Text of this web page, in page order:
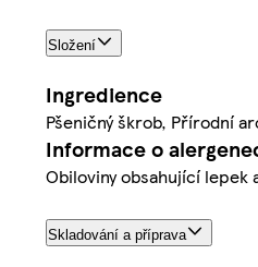
Složení
Ingredience
Pšeničný škrob, Přírodní
Informace o
Obiloviny obsahující lepek
Skladování a příprava